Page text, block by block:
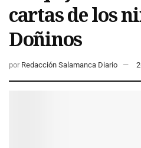
cartas de los
Doñinos
por Redacción Salamanca Diario